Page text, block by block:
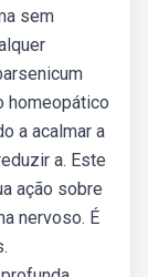
sem
homeopático
a acalmar a
a. Este
ação sobre
nervoso. É